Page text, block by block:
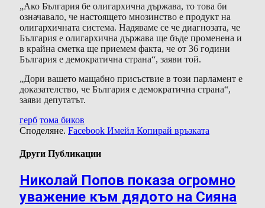
„Ако България бе олигархична държава, то това би
означавало, че настоящето мнозинство е продукт на
олигархичната система. Надяваме се че диагнозата, че
България е олигархична държава ще бъде променена и
в крайна сметка ще приемем факта, че от 36 години
България е демократична страна“, заяви той.
„Дори вашето мащабно присъствие в този парламент е
доказателство, че България е демократична страна“,
заяви депутатът.
герб тома биков
Споделяне. Facebook Имейл Копирай връзката
Други Публикации
Николай Попов показа огромно
уважение към дядото на Сияна